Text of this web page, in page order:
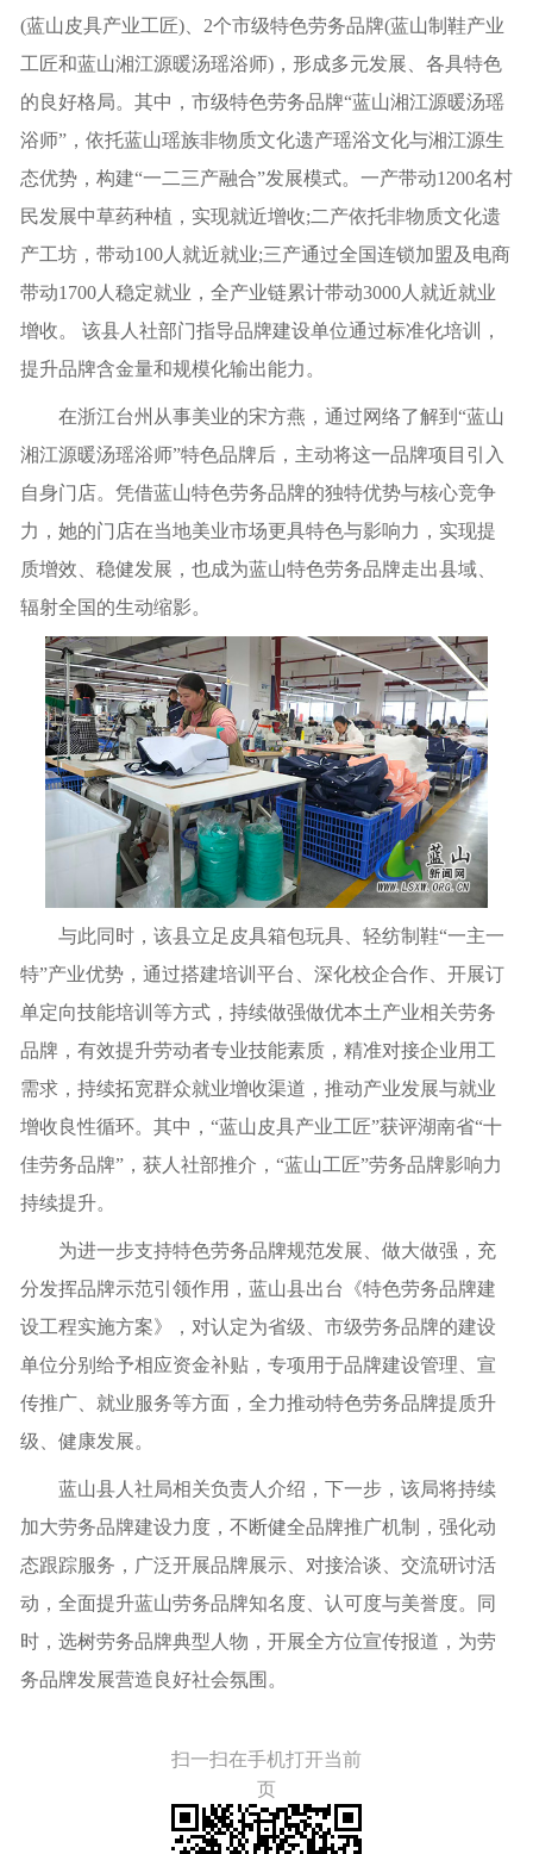
(蓝山皮具产业工匠)、2个市级特色劳务品牌(蓝山制鞋产业
工匠和蓝山湘江源暖汤瑶浴师)，形成多元发展、各具特色
的良好格局。其中，市级特色劳务品牌“蓝山湘江源暖汤瑶
浴师”，依托蓝山瑶族非物质文化遗产瑶浴文化与湘江源生
态优势，构建“一二三产融合”发展模式。一产带动1200名村
民发展中草药种植，实现就近增收;二产依托非物质文化遗
产工坊，带动100人就近就业;三产通过全国连锁加盟及电商
带动1700人稳定就业，全产业链累计带动3000人就近就业
增收。 该县人社部门指导品牌建设单位通过标准化培训，
提升品牌含金量和规模化输出能力。
在浙江台州从事美业的宋方燕，通过网络了解到“蓝山
湘江源暖汤瑶浴师”特色品牌后，主动将这一品牌项目引入
自身门店。凭借蓝山特色劳务品牌的独特优势与核心竞争
力，她的门店在当地美业市场更具特色与影响力，实现提
质增效、稳健发展，也成为蓝山特色劳务品牌走出县域、
辐射全国的生动缩影。
与此同时，该县立足皮具箱包玩具、轻纺制鞋“一主一
特”产业优势，通过搭建培训平台、深化校企合作、开展订
单定向技能培训等方式，持续做强做优本土产业相关劳务
品牌，有效提升劳动者专业技能素质，精准对接企业用工
需求，持续拓宽群众就业增收渠道，推动产业发展与就业
增收良性循环。其中，“蓝山皮具产业工匠”获评湖南省“十
佳劳务品牌”，获人社部推介，“蓝山工匠”劳务品牌影响力
持续提升。
为进一步支持特色劳务品牌规范发展、做大做强，充
分发挥品牌示范引领作用，蓝山县出台《特色劳务品牌建
设工程实施方案》，对认定为省级、市级劳务品牌的建设
单位分别给予相应资金补贴，专项用于品牌建设管理、宣
传推广、就业服务等方面，全力推动特色劳务品牌提质升
级、健康发展。
蓝山县人社局相关负责人介绍，下一步，该局将持续
加大劳务品牌建设力度，不断健全品牌推广机制，强化动
态跟踪服务，广泛开展品牌展示、对接洽谈、交流研讨活
动，全面提升蓝山劳务品牌知名度、认可度与美誉度。同
时，选树劳务品牌典型人物，开展全方位宣传报道，为劳
务品牌发展营造良好社会氛围。
扫一扫在手机打开当前
页